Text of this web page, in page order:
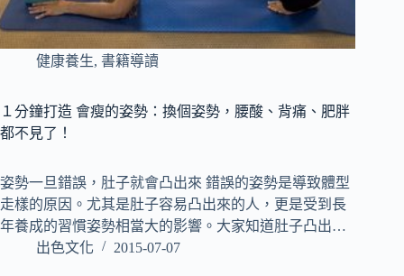
健康養生, 書籍導讀
１分鐘打造 會瘦的姿勢：換個姿勢，腰酸、背痛、肥胖
都不見了！
姿勢一旦錯誤，肚子就會凸出來 錯誤的姿勢是導致體型
走樣的原因。尤其是肚子容易凸出來的人，更是受到長
年養成的習慣姿勢相當大的影響。大家知道肚子凸出…
出色文化
2015-07-07